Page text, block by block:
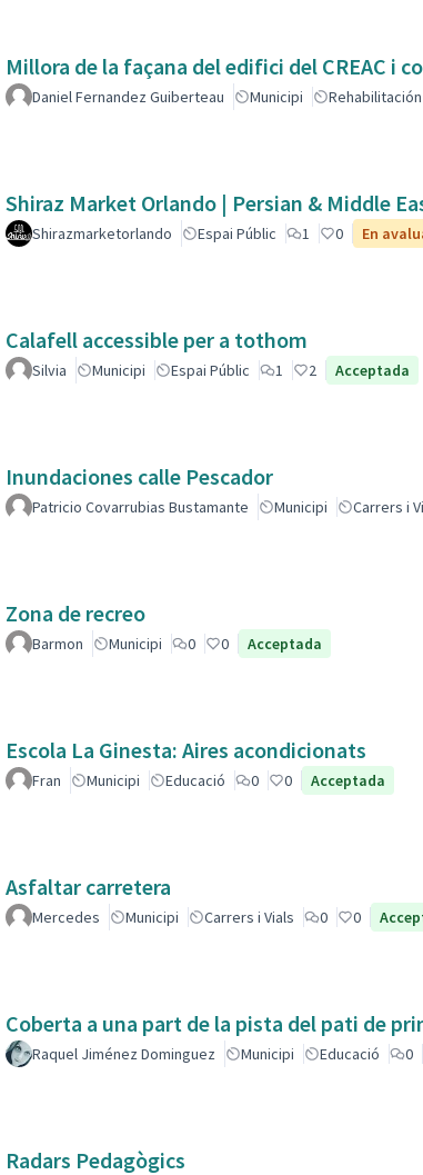
Millora de la façana del edifici del CREAC i
Daniel Fernandez Guiberteau Municipi
Shiraz Market Orlando | Persian & Middle
Shirazmarketorlando Espai Públic 1 0 En
Calafell accessible per a tothom
Silvia Municipi Espai Públic 1 2 Acceptada
Inundaciones calle Pescador
Patricio Covarrubias Bustamante Municipi Carrers i
Zona de recreo
Barmon Municipi 0 0 Acceptada
Escola La Ginesta: Aires acondicionats
Fran Municipi Educació 0 0 Acceptada
Asfaltar carretera
Mercedes Municipi Carrers i Vials 0 0
Coberta a una part de la pista del pati de
Raquel Jiménez Dominguez Municipi Educació 0
Radars Pedagògics